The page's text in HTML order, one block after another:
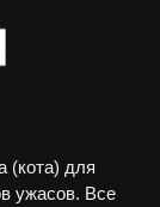
(кота) для
ужасов. Все